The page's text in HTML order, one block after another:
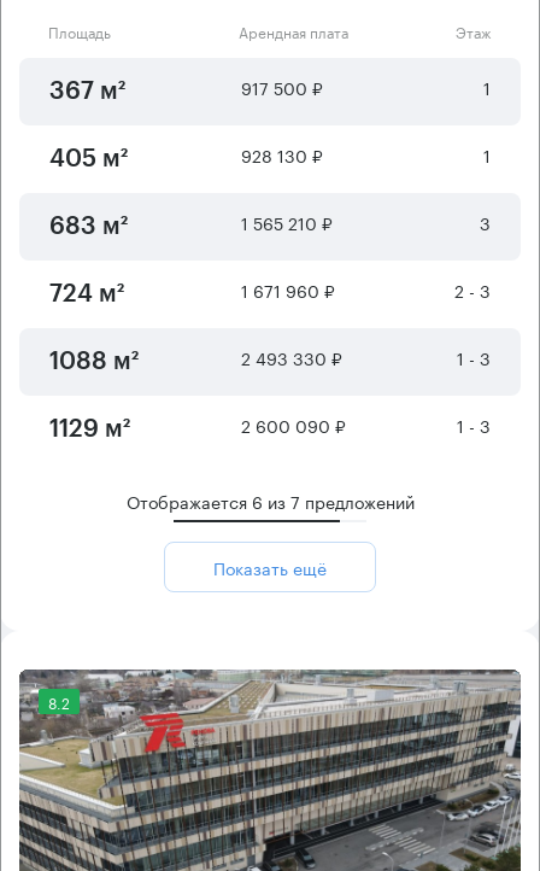
Площадь Арендная плата Этаж
367 м² 917 500 ₽ 1
405 м² 928 130 ₽ 1
683 м² 1 565 210 ₽ 3
724 м² 1 671 960 ₽ 2 - 3
1088 м² 2 493 330 ₽ 1 - 3
1129 м² 2 600 090 ₽ 1 - 3
Отображается 6 из7 предложений
Показать ещё
8.2